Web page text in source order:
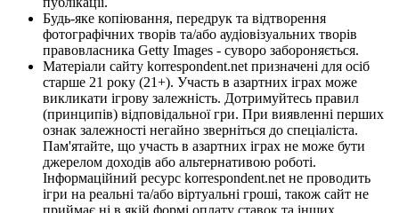
Будь-яке копіювання, передрук та відтворення
фотографічних творів та/або аудіовізуальних творів
правовласника Getty Images - суворо забороняється.
Матеріали сайту korrespondent.net призначені для осіб
старше 21 року (21+). Участь в азартних іграх може
викликати ігрову залежність. Дотримуйтесь правил
(принципів) відповідальної гри. При виявленні перших
ознак залежності негайно зверніться до спеціаліста.
Пам'ятайте, що участь в азартних іграх не може бути
джерелом доходів або альтернативою роботі.
Інформаційний ресурс korrespondent.net не проводить
ігри на реальні та/або віртуальні гроші, також сайт не
приймає ні в якій формі оплату ставок та інших